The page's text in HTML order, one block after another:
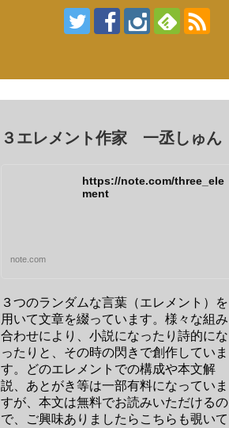
３エレメント作家 一丞しゅん
https://note.com/three_ele
ment
note.com
３つのランダムな言葉（エレメント）を
用いて文章を綴っています。様々な組み
合わせにより、小説になったり詩的にな
ったりと、その時の閃きで創作していま
す。どのエレメントでの構成や本文解
説、あとがき等は一部有料になっていま
すが、本文は無料でお読みいただけるの
で、ご興味ありましたらこちらも覗いて